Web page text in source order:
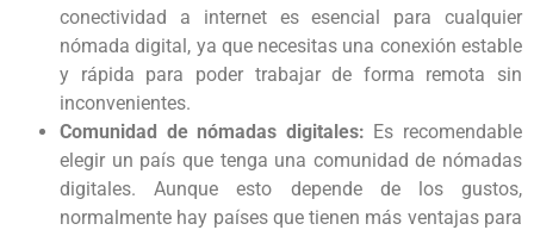
conectividad a internet es esencial para cualquier
nómada digital, ya que necesitas una conexión estable
y rápida para poder trabajar de forma remota sin
inconvenientes.
Comunidad de nómadas digitales: Es recomendable
elegir un país que tenga una comunidad de nómadas
digitales. Aunque esto depende de los gustos,
normalmente hay países que tienen más ventajas para